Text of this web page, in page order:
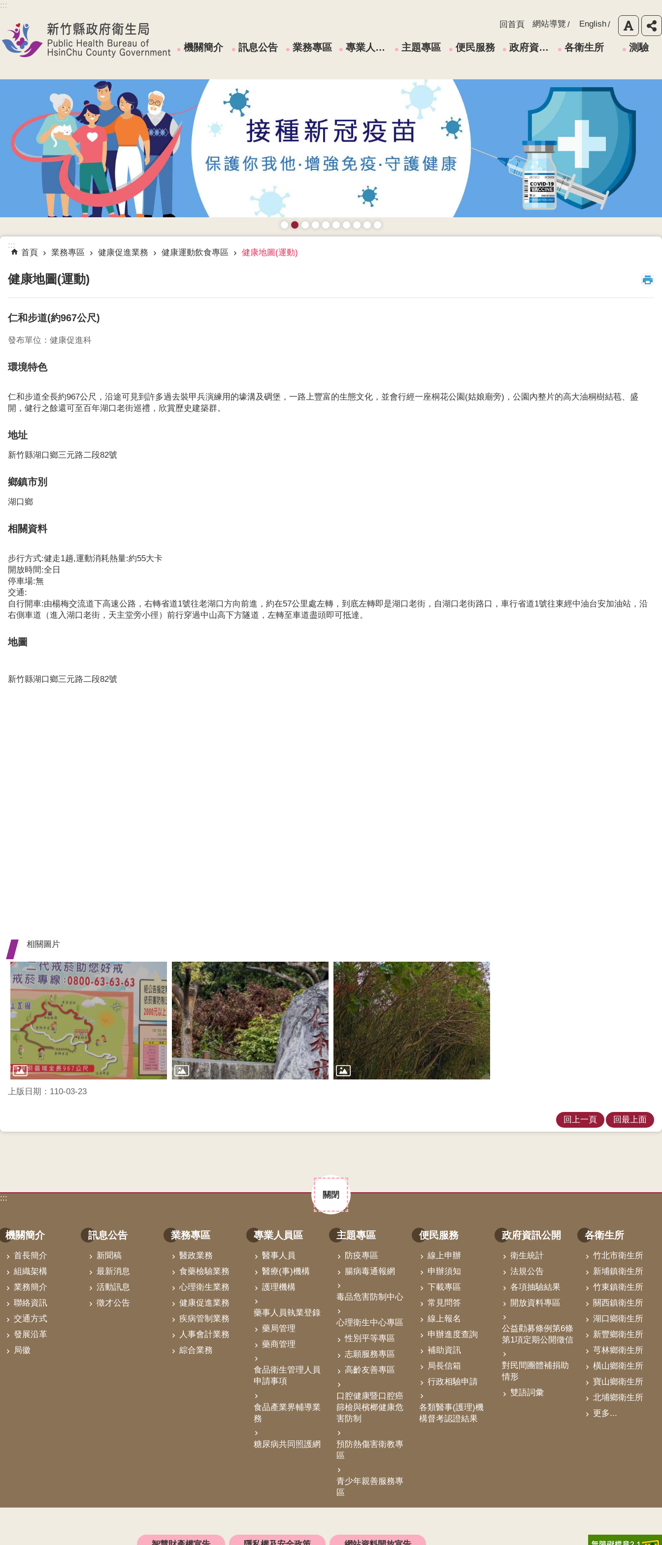
跳到主要內容區塊
:::
回首頁 網站導覽 English
機關簡介 訊息公告 業務專區 專業人員區 主題專區 便民服務 政府資訊公開 各衛生所 測驗
:::
首頁 業務專區 健康促進業務 健康運動飲食專區 健康地圖(運動)
健康地圖(運動) _
仁和步道(約967公尺)
發布單位：健康促進科
環境特色
仁和步道全長約967公尺，沿途可見到許多過去裝甲兵演練用的壕溝及碉堡，一路上豐富的生態文化，並會行經一座桐花公園(姑娘廟旁)，公園內整片的高大油桐樹結苞、盛
開，健行之餘還可至百年湖口老街巡禮，欣賞歷史建築群。
地址
新竹縣湖口鄉三元路二段82號
鄉鎮市別
湖口鄉
相關資料
步行方式:健走1趟,運動消耗熱量:約55大卡
開放時間:全日
停車場:無
交通:
自行開車:由楊梅交流道下高速公路，右轉省道1號往老湖口方向前進，約在57公里處左轉，到底左轉即是湖口老街，自湖口老街路口，車行省道1號往東經中油台安加油站，沿
右側車道（進入湖口老街，天主堂旁小徑）前行穿過中山高下方隧道，左轉至車道盡頭即可抵達。
地圖
新竹縣湖口鄉三元路二段82號
相關圖片
上版日期：110-03-23
回上一頁 回最上面
關閉
:::
機關簡介
首長簡介
組織架構
業務簡介
聯絡資訊
交通方式
發展沿革
局徽
訊息公告
新聞稿
最新消息
活動訊息
徵才公告
業務專區
醫政業務
食藥檢驗業務
心理衛生業務
健康促進業務
疾病管制業務
人事會計業務
綜合業務
專業人員區
醫事人員
醫療(事)機構
護理機構
藥事人員執業登錄
藥局管理
藥商管理
食品衛生管理人員
申請事項
食品產業界輔導業
務
糖尿病共同照護網
主題專區
防疫專區
腸病毒通報網
毒品危害防制中心
心理衛生中心專區
性別平等專區
志願服務專區
高齡友善專區
口腔健康暨口腔癌
篩檢與檳榔健康危
害防制
預防熱傷害衛教專
區
青少年親善服務專
區
便民服務
線上申辦
申辦須知
下載專區
常見問答
線上報名
申辦進度查詢
補助資訊
局長信箱
行政相驗申請
各類醫事(護理)機
構督考認證結果
政府資訊公開
衛生統計
法規公告
各項抽驗結果
開放資料專區
公益勸募條例第6條
第1項定期公開徵信
對民間團體補捐助
情形
雙語詞彙
各衛生所
竹北市衛生所
新埔鎮衛生所
竹東鎮衛生所
關西鎮衛生所
湖口鄉衛生所
新豐鄉衛生所
芎林鄉衛生所
橫山鄉衛生所
寶山鄉衛生所
北埔鄉衛生所
更多...